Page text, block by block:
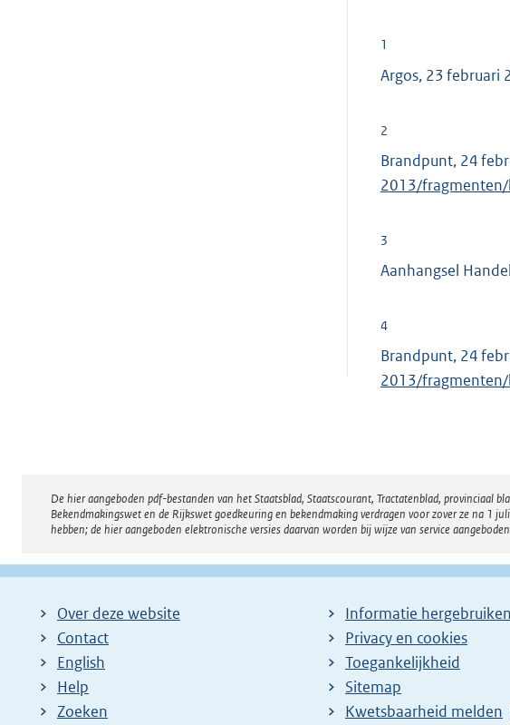
1
Argos, 23 februari
2
Brandpunt, 24
2013/
3
Aanhangsel
4
Brandpunt, 24
2013/
Disclaimer
De hier aangeboden pdf-bestanden van het Staatsblad, Staatscourant, Tractatenblad, provinciaal
Bekendmakingswet en de Rijkswet goedkeuring en bekendmaking verdragen voor zover ze na 1
hebben; de hier aangeboden elektronische versies daarvan worden bij wijze van service
Over deze website
Contact
English
Help
Zoeken
Informatie hergebruiken
Privacy en cookies
Toegankelijkheid
Sitemap
E
Kwetsbaarheid melden